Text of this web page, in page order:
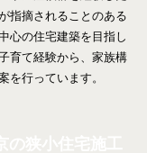
指摘されることのある
心の住宅建築を目指し
育て経験から、家族構
を行っています。